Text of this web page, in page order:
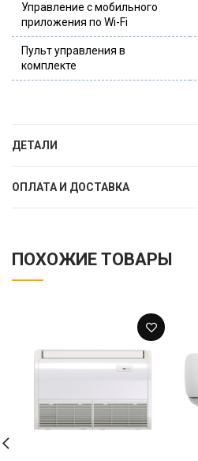
Управление c мобильного
приложения по Wi-Fi
Пульт управления в
комплекте
ДЕТАЛИ
ОПЛАТА И ДОСТАВКА
ПОХОЖИЕ ТОВАРЫ